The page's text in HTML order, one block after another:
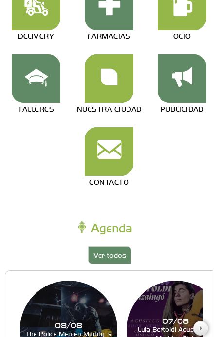
DELIVERY FARMACIAS OCIO
TALLERES NUESTRA CIUDAD PUBLICIDAD
CONTACTO
Agenda
Ver todos
08/08
The Police Men en Muddy´s
07/08
Lula Bertoldi Acustico en